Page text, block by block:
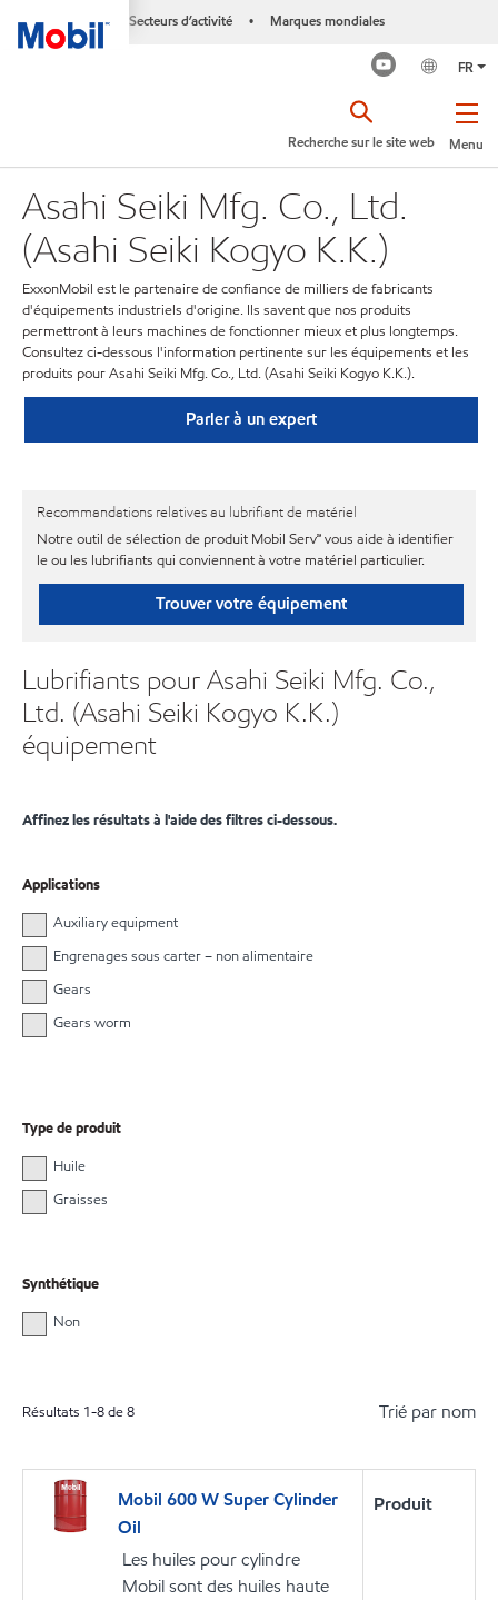
Secteurs d’activité • Marques mondiales
FR
Menu
Recherche sur le site web
Asahi Seiki Mfg. Co., Ltd.
(Asahi Seiki Kogyo K.K.)
ExxonMobil est le partenaire de confiance de milliers de fabricants
d'équipements industriels d'origine. Ils savent que nos produits
permettront à leurs machines de fonctionner mieux et plus longtemps.
Consultez ci-dessous l'information pertinente sur les équipements et les
produits pour Asahi Seiki Mfg. Co., Ltd. (Asahi Seiki Kogyo K.K.).
Parler à un expert
Recommandations relatives au lubrifiant de matériel
Notre outil de sélection de produit Mobil Serv℠ vous aide à identifier
le ou les lubrifiants qui conviennent à votre matériel particulier.
Trouver votre équipement
Lubrifiants pour Asahi Seiki Mfg. Co.,
Ltd. (Asahi Seiki Kogyo K.K.)
équipement
Affinez les résultats à l'aide des filtres ci-dessous.
Applications
Auxiliary equipment
Engrenages sous carter – non alimentaire
Gears
Gears worm
Type de produit
Huile
Graisses
Synthétique
Non
Résultats 1-8de8 Trié par nom
Mobil 600 W Super Cylinder
Oil
Les huiles pour cylindre
Mobil sont des huiles haute
Produit